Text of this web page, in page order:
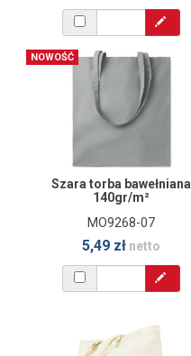
NOWOŚĆ
Szara torba bawełniana
140gr/m²
MO9268-07
5,49 zł netto